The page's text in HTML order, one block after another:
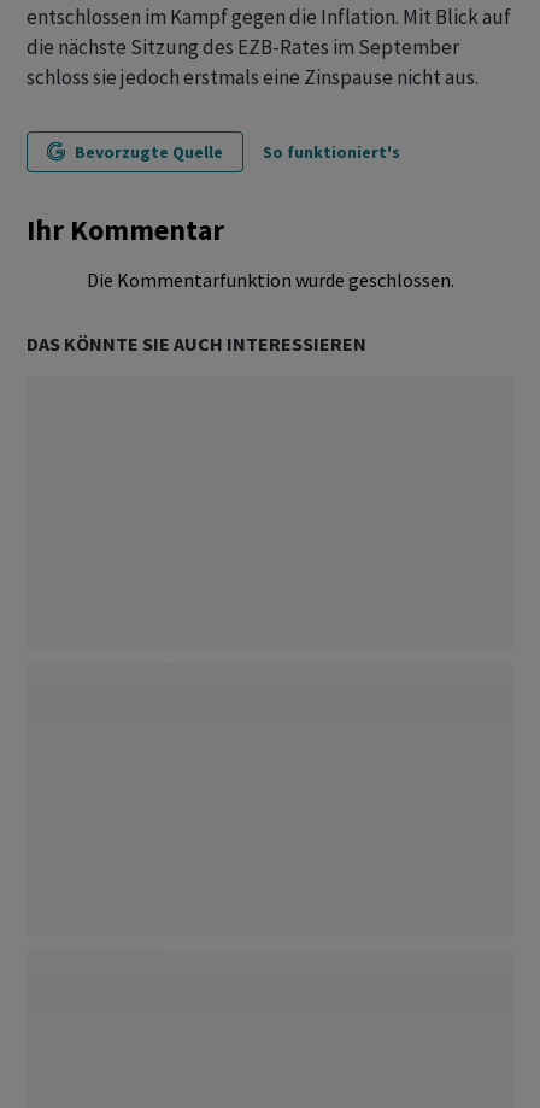
entschlossen im Kampf gegen die Inflation. Mit Blick auf
die nächste Sitzung des EZB-Rates im September
schloss sie jedoch erstmals eine Zinspause nicht aus.
Bevorzugte Quelle So funktioniert's
Ihr Kommentar
Die Kommentarfunktion wurde geschlossen.
DAS KÖNNTE SIE AUCH INTERESSIEREN